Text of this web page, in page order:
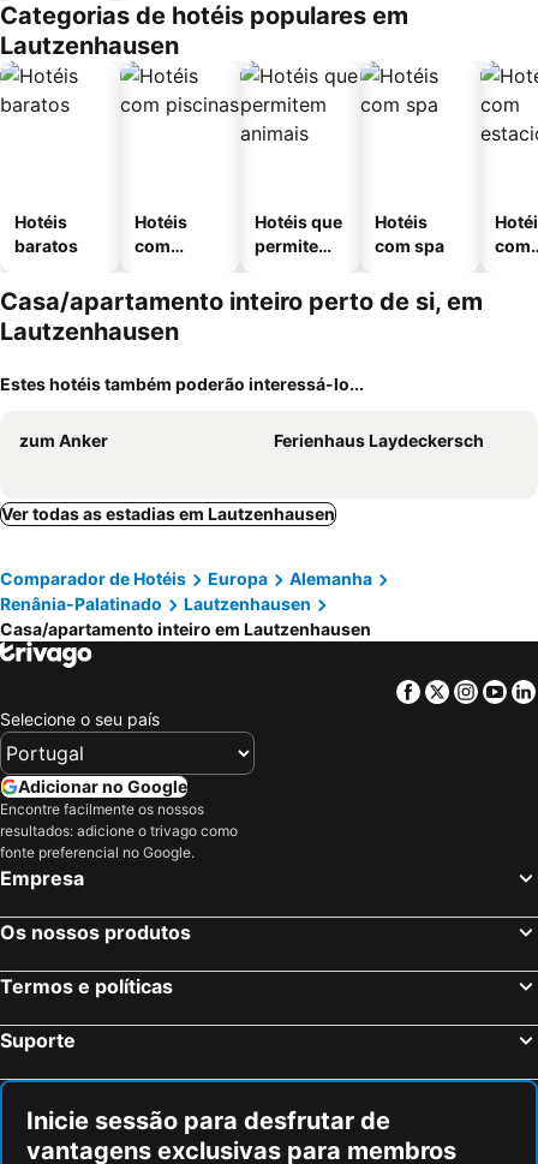
Categorias de hotéis populares em
Lautzenhausen
Hotéis
baratos
Hotéis
com
Hotéis que
permitem
Hotéis
com spa
com
Casa/apartamento inteiro perto de si, em
Lautzenhausen
Estes hotéis também poderão interessá-lo...
zum Anker Ferienhaus Laydeckersch
Ver todas as estadias em Lautzenhausen
Comparador de Hotéis Europa
Alemanha
Renânia-Palatinado
Lautzenhausen
Casa/apartamento inteiro em Lautzenhausen
Facebook
Twitter
Selecione o seu país
Adicionar no Google
Encontre facilmente os nossos
resultados: adicione o trivago como
fonte preferencial no Google.
Empresa
Os nossos produtos
Termos e políticas
Suporte
Inicie sessão para desfrutar de
vantagens exclusivas para membros